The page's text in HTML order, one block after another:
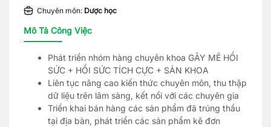
Chuyên môn: Dược học
Mô Tả Công Việc
Phát triển nhóm hàng chuyên khoa GÂY MÊ HỒI
SỨC + HỒI SỨC TÍCH CỰC + SẢN KHOA
Liên tục nâng cao kiến thức chuyên môn, thu thập
dữ liệu trên lâm sàng, kết nối với các chuyên gia
Triển khai bán hàng các sản phẩm đã trúng thầu
tại địa bàn, phát triển các sản phẩm kê đơn